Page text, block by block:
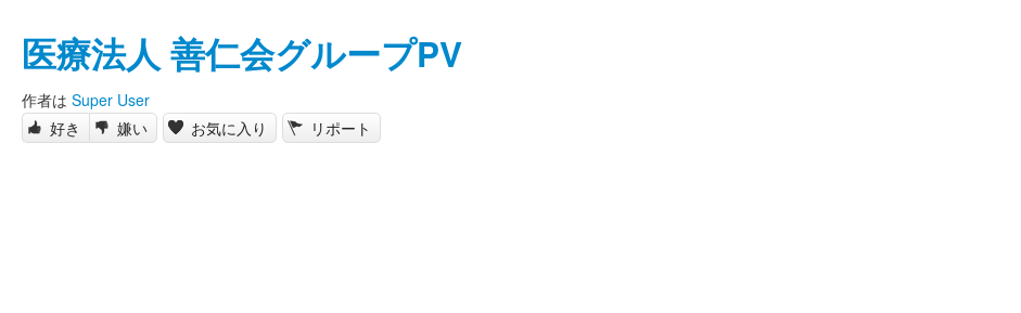
医療法人 善仁会グループPV
作者は Super User
好き
嫌い お気に入り リポート